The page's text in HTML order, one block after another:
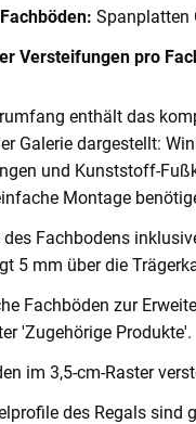
Spanplatten
Versteifungen pro
enthält das
Galerie dargestellt:
und Kunststoff-
Montage
des Fachbodens
5 mm über die
Fachböden zur
'Zugehörige Produkte'.
im 3,5-cm-Raster
des Regals sind